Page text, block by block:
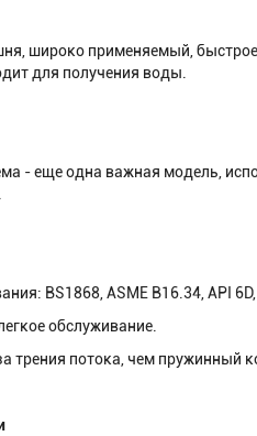
широко применяемый,
для получения воды.
- еще одна важная модель,
BS1868, ASME B16.34, API
обслуживание.
трения потока, чем пружинный